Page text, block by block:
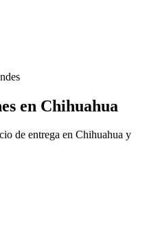
en Chihuahua
de entrega en Chihuahua y